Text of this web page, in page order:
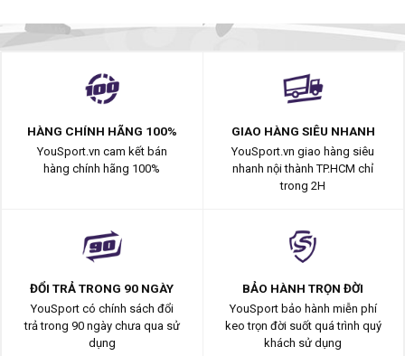
HÀNG CHÍNH HÃNG 100%
YouSport.vn cam kết bán
hàng chính hãng 100%
GIAO HÀNG SIÊU NHANH
YouSport.vn giao hàng siêu
nhanh nội thành TP.HCM chỉ
trong 2H
ĐỔI TRẢ TRONG 90 NGÀY
YouSport có chính sách đổi
trả trong 90 ngày chưa qua sử
dụng
BẢO HÀNH TRỌN ĐỜI
YouSport bảo hành miễn phí
keo trọn đời suốt quá trình quý
khách sử dụng